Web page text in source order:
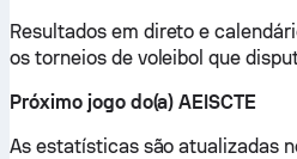
Resultados em direto e
os torneios de voleibol que
Próximo jogo do(a) AEISCTE
As estatísticas são atualizadas